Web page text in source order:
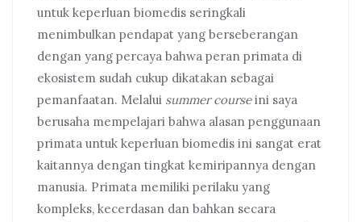
untuk keperluan biomedis seringkali
menimbulkan pendapat yang berseberangan
dengan yang percaya bahwa peran primata di
ekosistem sudah cukup dikatakan sebagai
pemanfaatan. Melalui summer courseini saya
berusaha mempelajari bahwa alasan penggunaan
primata untuk keperluan biomedis ini sangat erat
kaitannya dengan tingkat kemiripannya dengan
manusia. Primata memiliki perilaku yang
kompleks, kecerdasan dan bahkan secara